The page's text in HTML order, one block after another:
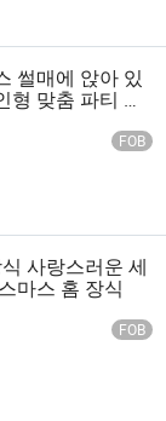
썰매에 앉아 있
형 맞춤 파티 쇼
FOB
사랑스러운 세
마스 홈 장식
FOB